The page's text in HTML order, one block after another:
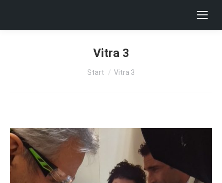
Vitra 3
Sie befinden sich hier:
Start Vitra 3